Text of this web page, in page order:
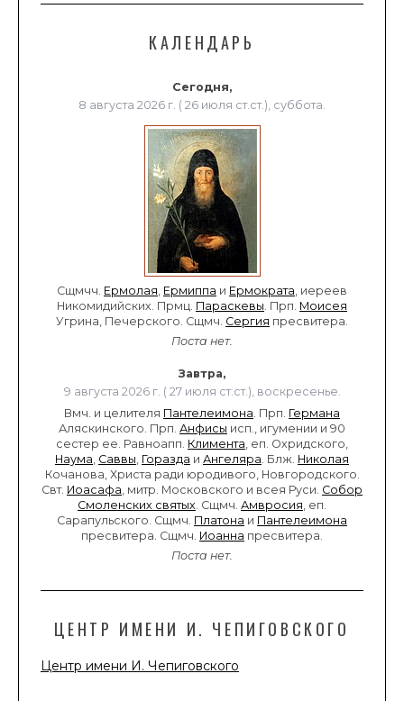
КАЛЕНДАРЬ
Сегодня,
8 августа 2026 г. ( 26 июля ст.ст.), суббота.
Сщмчч. Ермолая, Ермиппа и Ермократа, иереев
Никомидийских. Прмц. Параскевы. Прп. Моисея
Угрина, Печерского. Сщмч. Сергия пресвитера.
Поста нет.
Завтра,
9 августа 2026 г. ( 27 июля ст.ст.), воскресенье.
Вмч. и целителя Пантелеимона. Прп. Германа
Аляскинского. Прп. Анфисы исп., игумении и 90
сестер ее. Равноапп. Климента, еп. Охридского,
Наума, Саввы, Горазда и Ангеляра. Блж. Николая
Кочанова, Христа ради юродивого, Новгородского.
Свт. Иоасафа, митр. Московского и всея Руси. Собор
Смоленских святых. Сщмч. Амвросия, еп.
Сарапульского. Сщмч. Платона и Пантелеимона
пресвитера. Сщмч. Иоанна пресвитера.
Поста нет.
ЦЕНТР ИМЕНИ И. ЧЕПИГОВСКОГО
Центр имени И. Чепиговского